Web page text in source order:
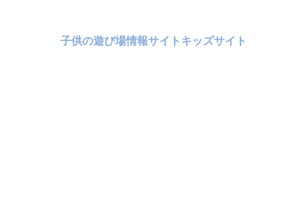
子供の遊び場情報サイトキッズサイト